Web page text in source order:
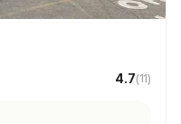
4.7(11)